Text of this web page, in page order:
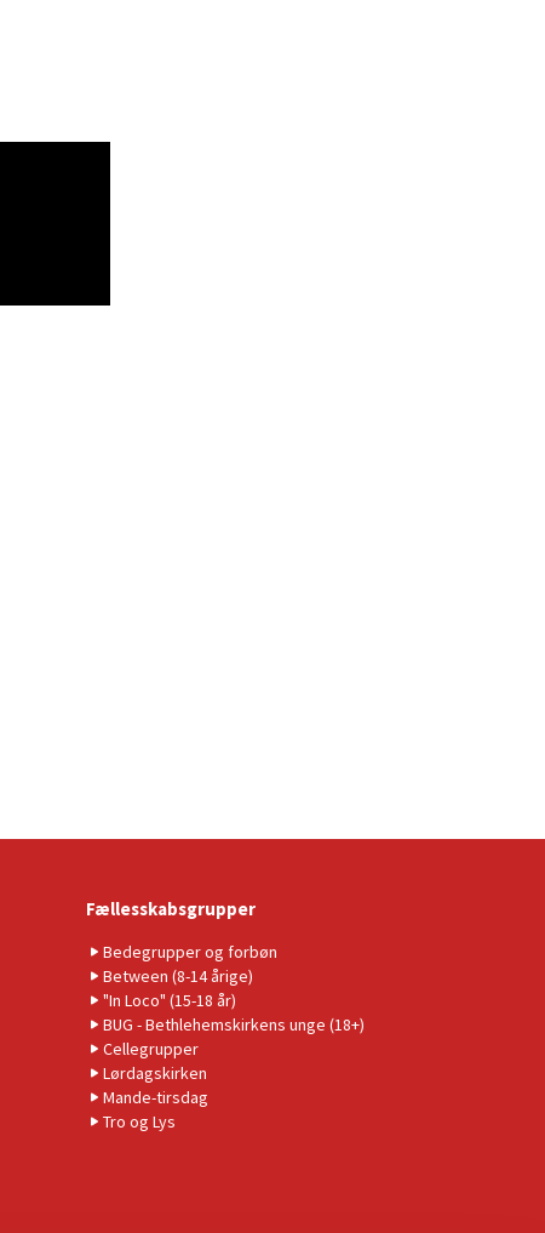
Fællesskabsgrupper
Bedegrupper og forbøn
Between (8-14 årige)
"In Loco" (15-18 år)
BUG - Bethlehemskirkens unge (18+)
Cellegrupper
Lørdagskirken
Mande-tirsdag
Tro og Lys